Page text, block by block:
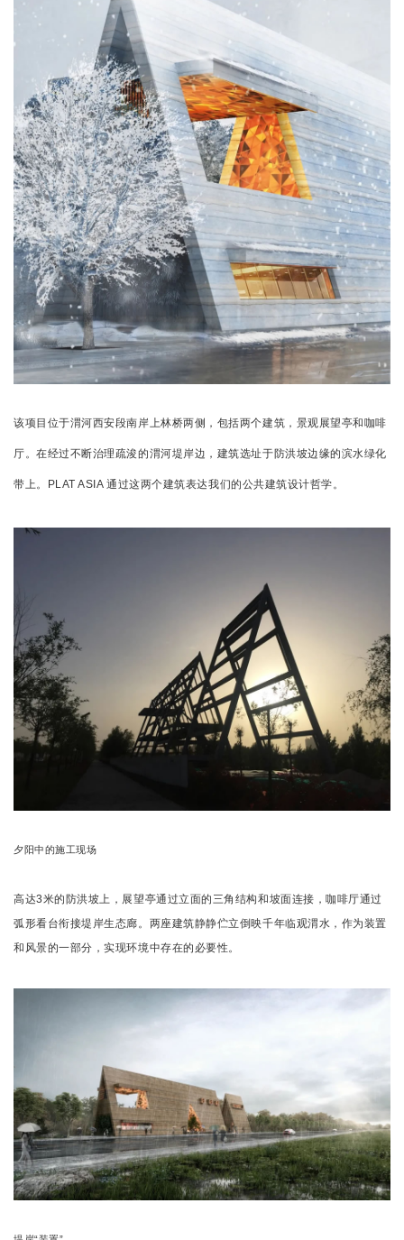
该项目位于渭河西安段南岸上林桥两侧，包括两个建筑，景观展望亭和咖啡
厅。在经过不断治理疏浚的渭河堤岸边，建筑选址于防洪坡边缘的滨水绿化
带上。 PLAT ASIA 通过这两个建筑表达我们的公共建筑设计哲学。
夕阳中的施工现场
高达3米的防洪坡上，展望亭通过立面的三角结构和坡面连接，咖啡厅通过
弧形看台衔接堤岸生态廊。两座建筑静静伫立倒映千年临观渭水，作为装置
和风景的一部分，实现环境中存在的必要性。